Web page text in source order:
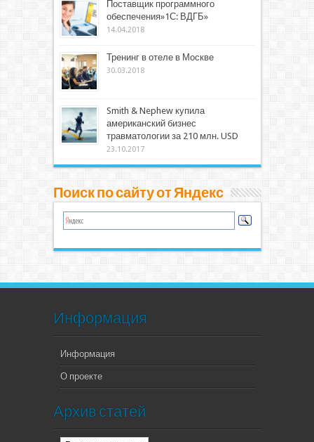
Поставщик программного
обеспечения»1С: ВДГБ»
14.04.2018
Тренинг в отеле в Москве
30.03.2018
Smith & Nephew купила
американский бизнес
травматологии за 210 млн. USD
23.10.2017
Поиск по сайту от Яндекс
Информация
Информация
О проекте
Архив статей